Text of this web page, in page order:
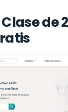
Clase de